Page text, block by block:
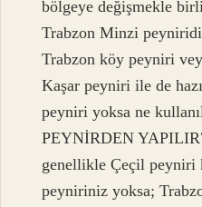
bölgeye değişmekle
Trabzon Minzi
Trabzon köy peyniri
Kaşar peyniri ile de
peyniri yoksa ne
PEYNİRDEN
genellikle Çeçil peyniri
peyniriniz yoksa;